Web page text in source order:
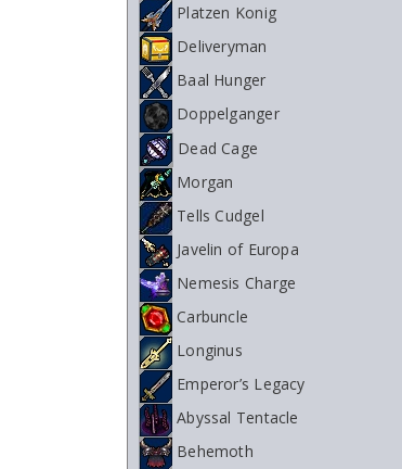
Platzen Konig
Deliveryman
Baal Hunger
Doppelganger
Dead Cage
Morgan
Tells Cudgel
Javelin of Europa
Nemesis Charge
Carbuncle
Longinus
Emperor’s Legacy
Abyssal Tentacle
Behemoth